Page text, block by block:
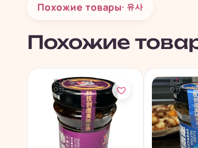
Похожие товары· 유사
Похожие